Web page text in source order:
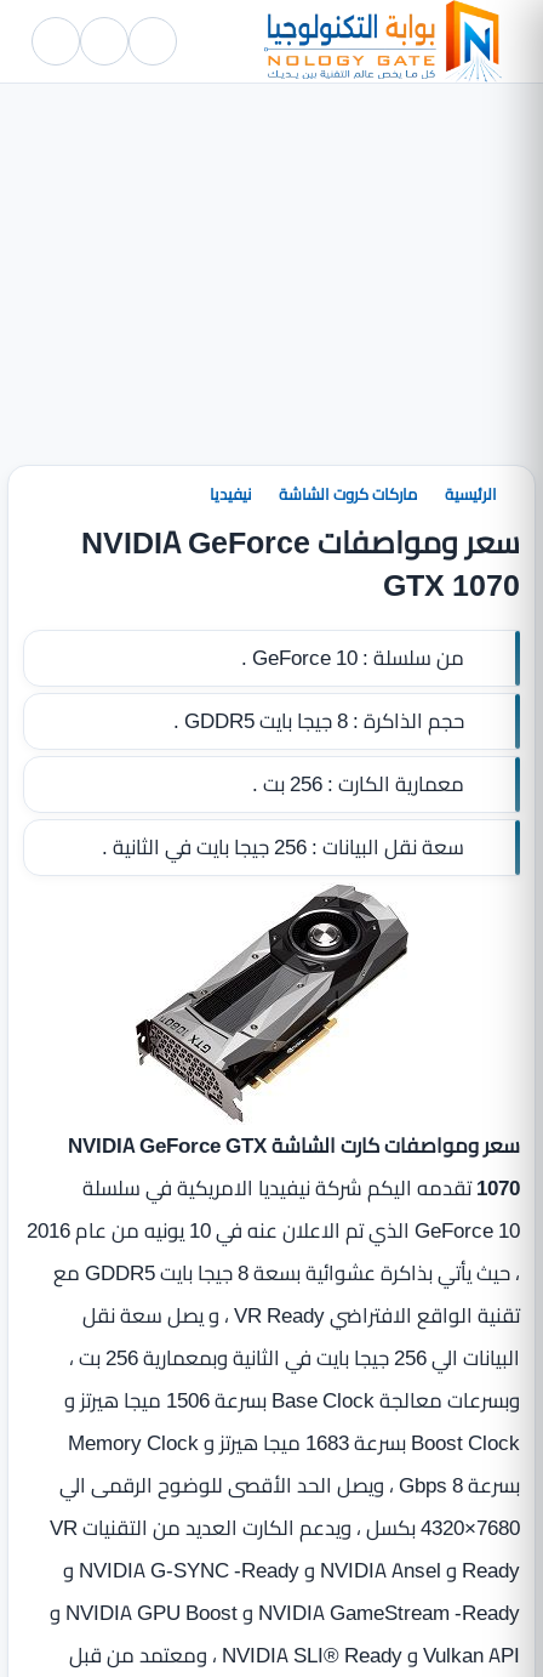
الرئيسية ماركات كروت الشاشة نيفيديا
سعر ومواصفات NVIDIA GeForce
GTX 1070
من سلسلة :GeForce 10 .
حجم الذاكرة :8 جيجا بايت GDDR5
.
معمارية الكارت :256 بت .
سعة نقل البيانات :256 جيجا بايت في الثانية .
سعر ومواصفات كارت الشاشة NVIDIA GeForce GTX
1070تقدمه اليكم شركة نيفيديا الامريكية في سلسلة
GeForce 10 الذي تم الاعلان عنه في 10 يونيه من عام 2016
، حيث يأتي بذاكرة عشوائية بسعة 8 جيجا بايت GDDR5 مع
تقنية الواقع الافتراضي VR Ready ، و يصل سعة نقل
البيانات الي 256 جيجا بايت في الثانية وبمعمارية 256 بت ،
وبسرعات معالجة Base Clock بسرعة 1506 ميجا هيرتز و
Boost Clock بسرعة 1683 ميجا هيرتز و Memory Clock
بسرعة 8 Gbps ، ويصل الحد الأقصى للوضوح الرقمى الي
7680×4320 بكسل ، ويدعم الكارت العديد من التقنيات VR
Ready و NVIDIA Ansel و NVIDIA G-SYNC -Ready و
NVIDIA GameStream -Ready و NVIDIA GPU Boost و
Vulkan API و NVIDIA SLI® Ready ، ومعتمد من قبل